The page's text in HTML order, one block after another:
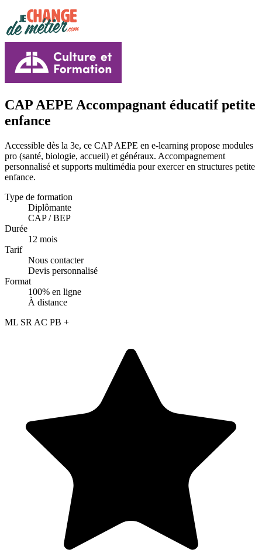
CAP AEPE Accompagnant éducatif petite
enfance
Accessible dès la 3e, ce CAP AEPE en e-learning propose modules
pro (santé, biologie, accueil) et généraux. Accompagnement
personnalisé et supports multimédia pour exercer en structures petite
enfance.
Type de formation
Diplômante
CAP / BEP
Durée
12 mois
Tarif
Nous contacter
Devis personnalisé
Format
100% en ligne
À distance
ML SR AC PB +